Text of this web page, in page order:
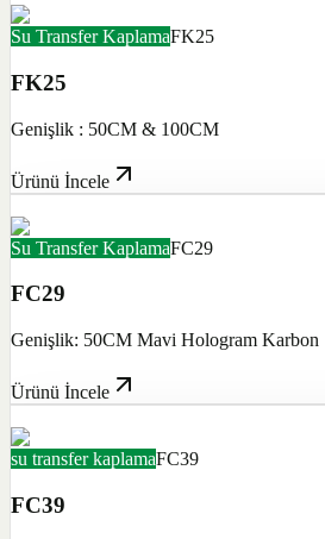
Su Transfer KaplamaFK25
FK25
Genişlik : 50CM & 100CM
Ürünü İncele
Su Transfer KaplamaFC29
FC29
Genişlik: 50CM Mavi Hologram Karbon
Ürünü İncele
su transfer kaplamaFC39
FC39